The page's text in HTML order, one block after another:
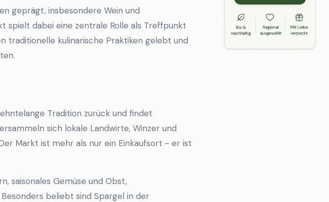
geprägt, insbesondere Wein und
spielt dabei eine zentrale Rolle als Treffpunkt
traditionelle kulinarische Praktiken gelebt und
Tradition zurück und findet
sich lokale Landwirte, Winzer und
Markt ist mehr als nur ein Einkaufsort - er ist
saisonales Gemüse und Obst,
beliebt sind Spargel in der